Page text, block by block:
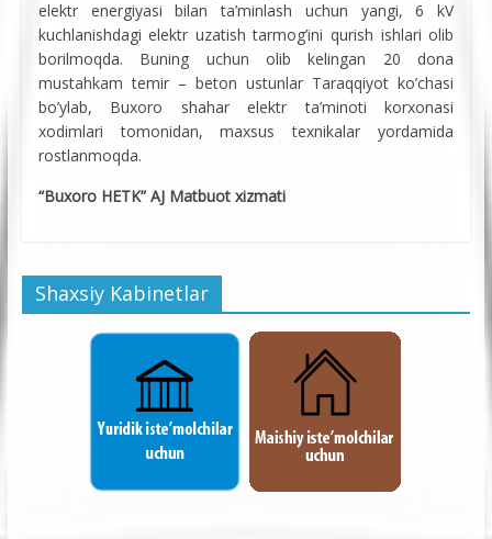
elektr energiyasi bilan ta’minlash uchun yangi, 6 kV
kuchlanishdagi elektr uzatish tarmog’ini qurish ishlari olib
borilmoqda. Buning uchun olib kelingan 20 dona
mustahkam temir – beton ustunlar Taraqqiyot ko’chasi
bo’ylab, Buxoro shahar elektr ta’minoti korxonasi
xodimlari tomonidan, maxsus texnikalar yordamida
rostlanmoqda.
“Buxoro HETK” AJ Matbuot xizmati
Shaxsiy Kabinetlar